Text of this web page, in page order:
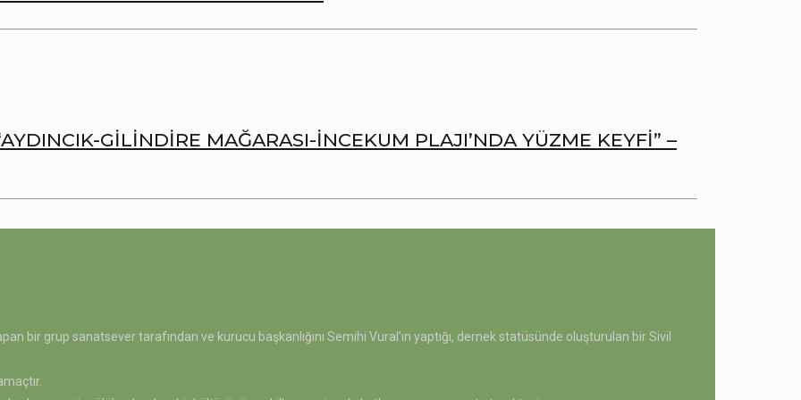
GİLİNDİRE MAĞARASI-İNCEKUM PLAJI’NDA YÜZME KEYFİ” –
bir grup sanatsever tarafından ve kurucu başkanlığını Semihi Vural’ın yaptığı, dernek statüsünde oluşturulan bir Sivil